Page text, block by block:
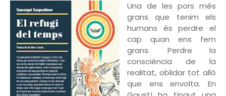
Una de les pors més
grans que tenim els
humans és perdre el
cap quan ens fem
grans. Perdre la
consciència de la
realitat, oblidar tot allò
que ens envolta. En